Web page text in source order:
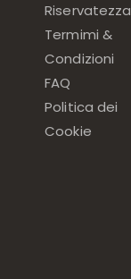
Riservatezza
Termimi &
Condizioni
FAQ
Politica dei
Cookie